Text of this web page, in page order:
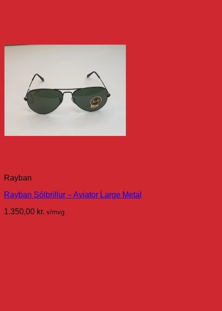
Rayban
Rayban Sólbrillur – Aviator Large Metal
1.350,00 kr. v/mvg